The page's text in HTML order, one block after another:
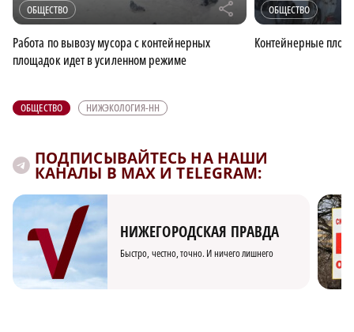
ОБЩЕСТВО r
Работа по вывозу мусора с контейнерных
площадок идет в усиленном режиме
ОБЩЕСТВО
Контейнерные
ОБЩЕСТВО НИЖЭКОЛОГИЯ-НН
ПОДПИСЫВАЙТЕСЬ НА НАШИ
КАНАЛЫ В MAX И TELEGRAM:
НИЖЕГОРОДСКАЯ ПРАВДА
Быстро, честно, точно. И ничего лишнего